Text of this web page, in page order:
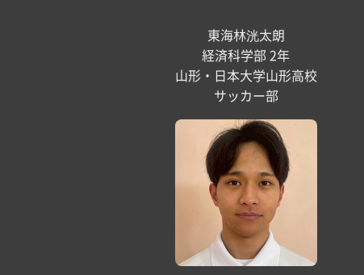
東海林洸太朗
経済科学部 2年
山形・日本大学山形高校
サッカー部